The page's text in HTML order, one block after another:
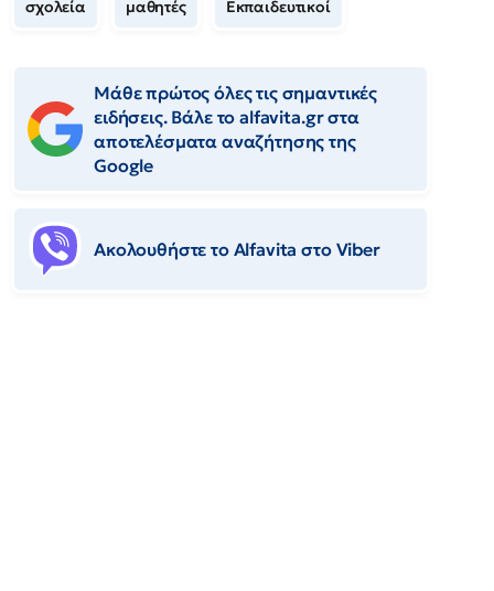
σχολεία μαθητές Εκπαιδευτικοί
Μάθε πρώτος όλες τις σημαντικές
ειδήσεις. Βάλε το alfavita.gr στα
αποτελέσματα αναζήτησης της
Google
Ακολουθήστε το Αlfavita στο Viber